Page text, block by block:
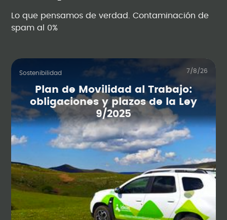
Lo que pensamos de verdad. Contaminación de
spam al 0%
Sostenibilidad 7/8/26
Plan de Movilidad al Trabajo:
obligaciones y plazos de la Ley
9/2025